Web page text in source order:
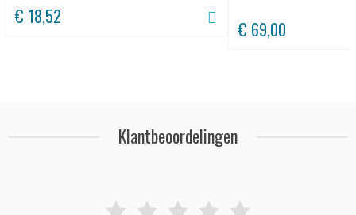
€ 18,52
€ 69,00
Klantbeoordelingen